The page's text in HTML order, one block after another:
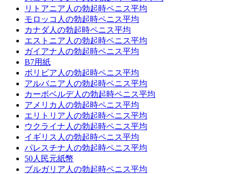
リトアニア人の勃起時ペニス平均
モロッコ人の勃起時ペニス平均
カナダ人の勃起時ペニス平均
エストニア人の勃起時ペニス平均
ガイアナ人の勃起時ペニス平均
B7用紙
ボリビア人の勃起時ペニス平均
アルバニア人の勃起時ペニス平均
カーボベルデ人の勃起時ペニス平均
アメリカ人の勃起時ペニス平均
エリトリア人の勃起時ペニス平均
ウクライナ人の勃起時ペニス平均
イギリス人の勃起時ペニス平均
パレスチナ人の勃起時ペニス平均
50人民元紙幣
ブルガリア人の勃起時ペニス平均